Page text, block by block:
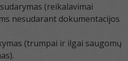
(reikalavimai
nesudarant dokumentacijos
(trumpai ir ilgai saugomų